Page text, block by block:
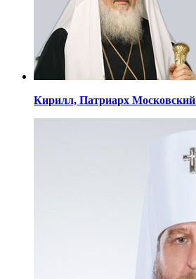
Кирилл, Патриарх Московский